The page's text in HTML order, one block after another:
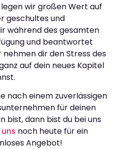
wir großen Wert auf
geschultes und
während des gesamten
und beantwortet
dir den Stress des
auf dein neues Kapitel
nach einem zuverlässigen
für deinen
bist, dann bist du bei uns
noch heute für ein
Angebot!